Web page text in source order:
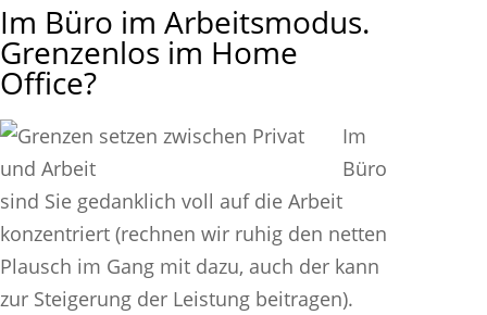
Im Büro im Arbeitsmodus.
Grenzenlos im Home
Office?
Im
Büro
sind Sie gedanklich voll auf die Arbeit
konzentriert (rechnen wir ruhig den netten
Plausch im Gang mit dazu, auch der kann
zur Steigerung der Leistung beitragen).